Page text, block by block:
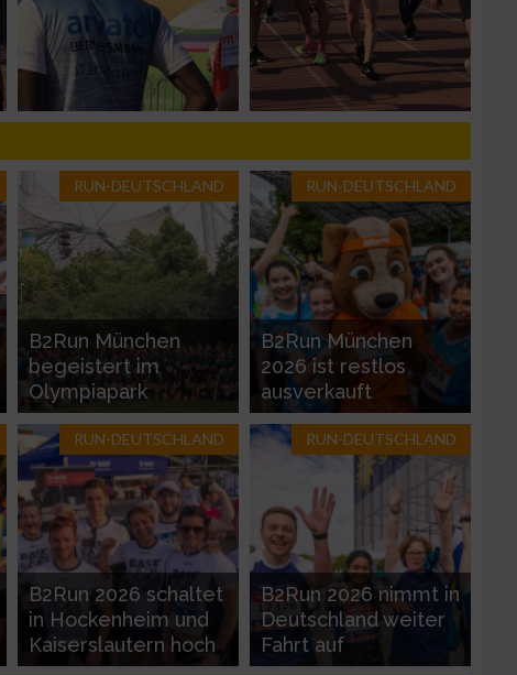
RUN-DEUTSCHLAND
B2Run München
begeistert im
Olympiapark
RUN-DEUTSCHLAND
B2Run München
2026 ist restlos
ausverkauft
RUN-DEUTSCHLAND
B2Run 2026 schaltet
in Hockenheim und
Kaiserslautern hoch
RUN-DEUTSCHLAND
B2Run 2026 nimmt in
Deutschland weiter
Fahrt auf
von Daten aus